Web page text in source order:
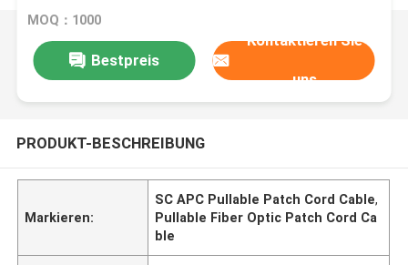
MOQ：1000
Bestpreis
Kontaktieren Sie
uns
PRODUKT-BESCHREIBUNG
Markieren:
SC APC Pullable Patch Cord Cable,
Pullable Fiber Optic Patch Cord Ca
ble